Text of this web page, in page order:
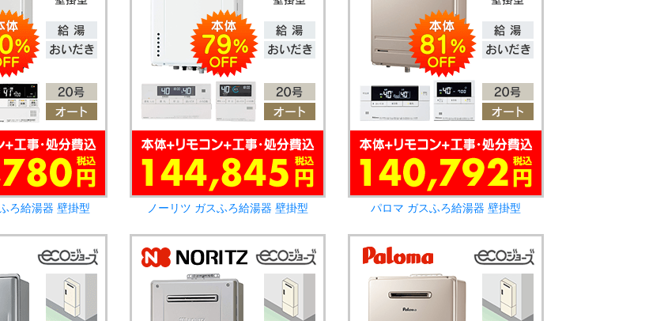
ろ給湯器 壁掛型 ノーリツ ガスふろ給湯器 壁掛型 パロマ ガスふろ給湯器 壁掛型